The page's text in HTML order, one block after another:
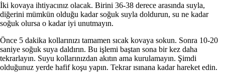
İki kovaya ihtiyacınız olacak. Birini 36-38 derece arasında suyla,
diğerini mümkün olduğu kadar soğuk suyla doldurun, su ne kadar
soğuk olursa o kadar iyi unutmayın.
Önce 5 dakika kollarınızı tamamen sıcak kovaya sokun. Sonra 10-20
saniye soğuk suya daldırın. Bu işlemi baştan sona bir kez daha
tekrarlayın. Suyu kollarınızdan akıtın ama kurulamayın. Şimdi
olduğunuz yerde hafif koşu yapın. Tekrar ısınana kadar hareket edin.